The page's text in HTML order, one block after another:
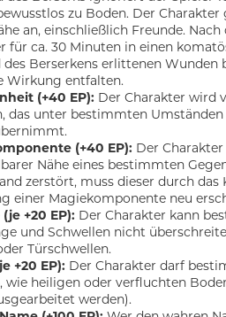
zu Boden. Der
an, einschließlich Freunde.
für ca. 30 Minuten in einen
des Berserkens erlittenen Wunden
Wirkung entfalten.
(+40 EP): Der Charakter wird
das unter bestimmten
(+40 EP): Der
Nähe eines bestimmten
zerstört, muss dieser durch
einer Magiekomponente neu
+20 EP): Der Charakter kann
und Schwellen nicht
Türschwellen.
+20 EP): Der Charakter darf
wie heiligen oder verfluchten
werden).